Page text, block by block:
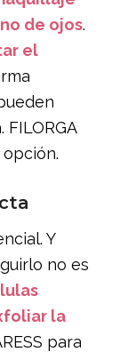
de ojos.
el
opción.
Y
no es
la
para